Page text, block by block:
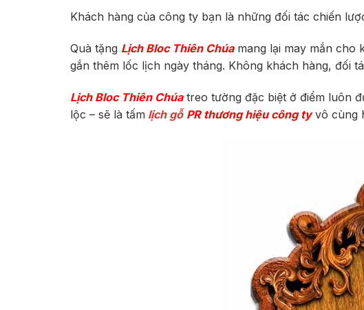
Khách hàng của công ty bạn là những đối tác chiến
Quà tặng Lịch Bloc Thiên Chúamang lại may mắn cho
gắn thêm lốc lịch ngày tháng. Không khách hàng, đối
Lịch Bloc Thiên Chúatreo tường đặc biệt ở điểm luôn
lộc – sẽ là tấm lịch gỗ PR thương hiệu công tyvô cùng